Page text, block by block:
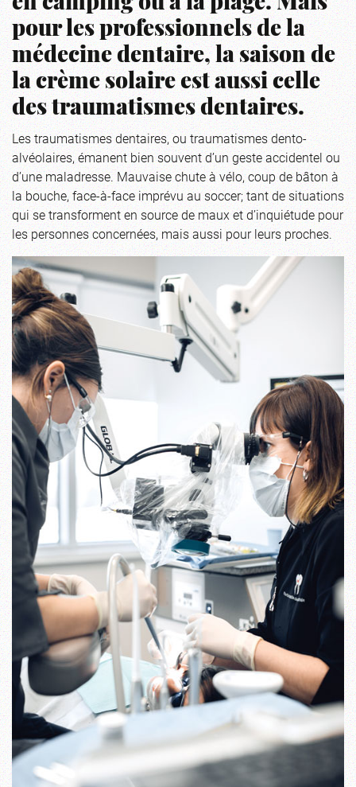
pour les professionnels de la
médecine dentaire, la saison de
la crème solaire est aussi celle
des traumatismes dentaires.
Les traumatismes dentaires, ou traumatismes dento-
alvéolaires, émanent bien souvent d’un geste accidentel ou
d’une maladresse. Mauvaise chute à vélo, coup de bâton à
la bouche, face-à-face imprévu au soccer; tant de situations
qui se transforment en source de maux et d’inquiétude pour
les personnes concernées, mais aussi pour leurs proches.